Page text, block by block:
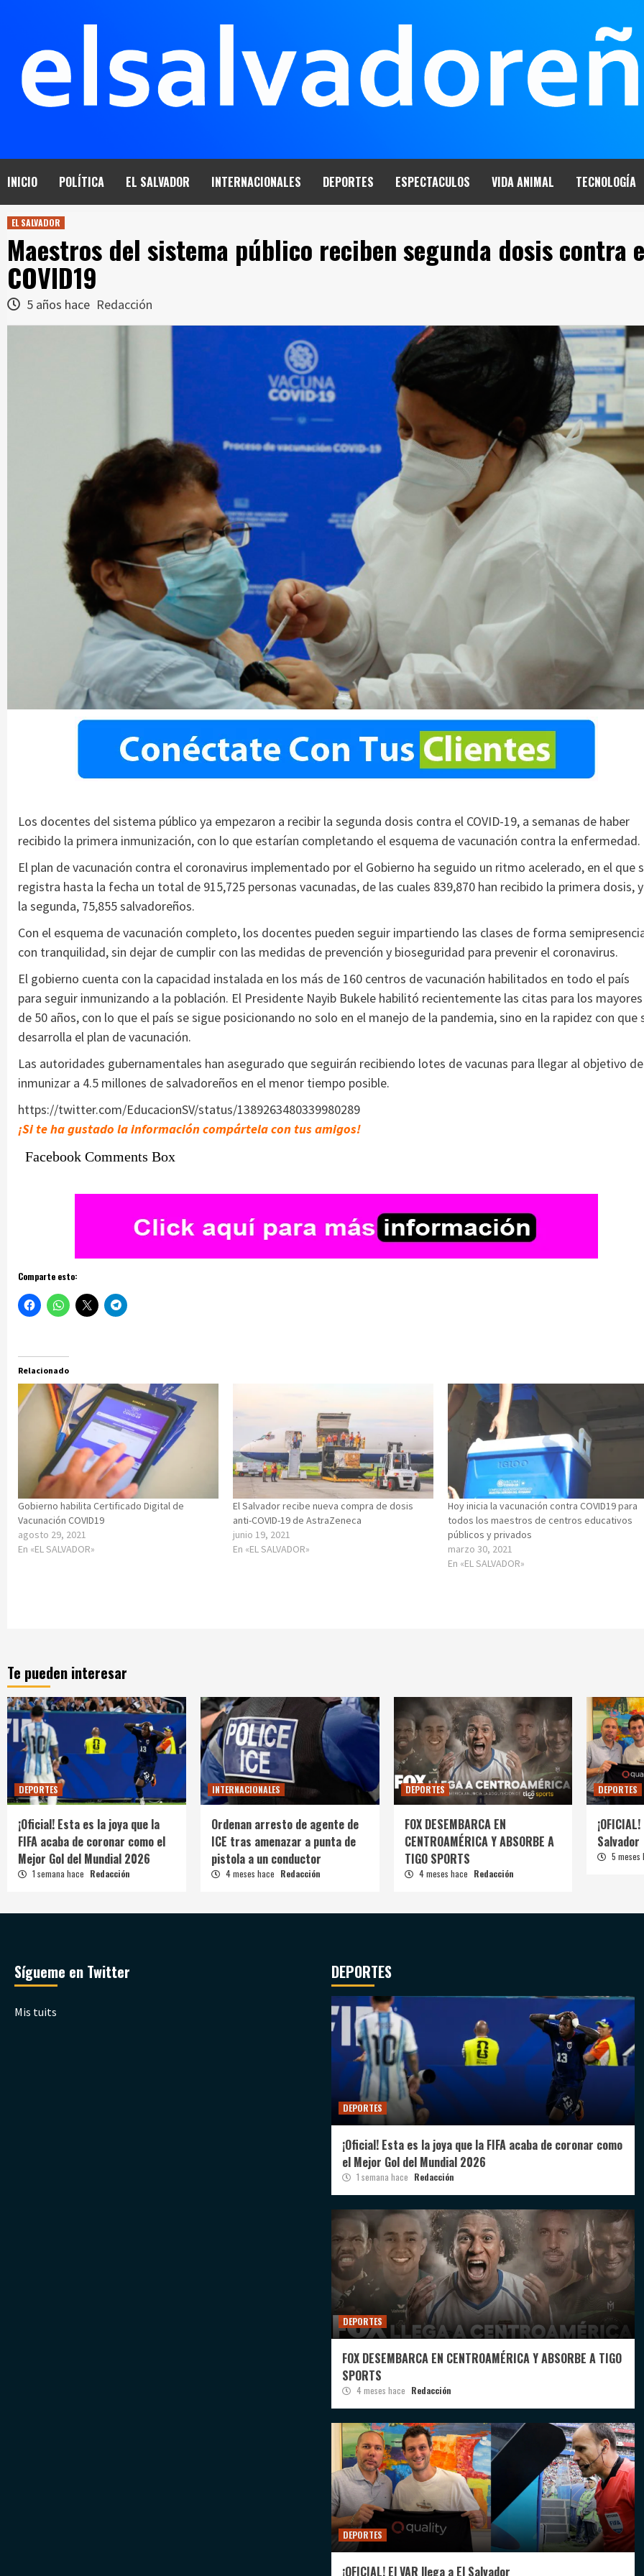
INICIO POLÍTICA EL SALVADOR INTERNACIONALES DEPORTES ESPECTACULOS VIDA ANIMAL TECNOLOGÍA
EL SALVADOR
Maestros del sistema público reciben segunda dosis contra
COVID19
5 años hace Redacción
Los docentes del sistema público ya empezaron a recibir la segunda dosis contra el COVID-19, a semanas de haber
recibido la primera inmunización, con lo que estarían completando el esquema de vacunación contra la enfermedad.
El plan de vacunación contra el coronavirus implementado por el Gobierno ha seguido un ritmo acelerado, en el que
registra hasta la fecha un total de 915,725 personas vacunadas, de las cuales 839,870 han recibido la primera dosis, y
la segunda, 75,855 salvadoreños.
Con el esquema de vacunación completo, los docentes pueden seguir impartiendo las clases de forma
con tranquilidad, sin dejar de cumplir con las medidas de prevención y bioseguridad para prevenir el coronavirus.
El gobierno cuenta con la capacidad instalada en los más de 160 centros de vacunación habilitados en todo el país
para seguir inmunizando a la población. El Presidente Nayib Bukele habilitó recientemente las citas para los mayores
de 50 años, con lo que el país se sigue posicionando no solo en el manejo de la pandemia, sino en la rapidez con que
desarrolla el plan de vacunación.
Las autoridades gubernamentales han asegurado que seguirán recibiendo lotes de vacunas para llegar al objetivo de
inmunizar a 4.5 millones de salvadoreños en el menor tiempo posible.
https://twitter.com/EducacionSV/status/1389263480339980289
¡Si te ha gustado la información compártela con tus amigos!
Facebook Comments Box
Comparte esto:
Relacionado
Gobierno habilita Certificado Digital de
Vacunación COVID19
agosto 29, 2021
En «EL SALVADOR»
El Salvador recibe nueva compra de dosis
anti-COVID-19 de AstraZeneca
junio 19, 2021
En «EL SALVADOR»
Hoy inicia la vacunación contra COVID19 para
todos los maestros de centros educativos
públicos y privados
marzo 30, 2021
En «EL SALVADOR»
Te pueden interesar
DEPORTES
¡Oficial! Esta es la joya que la
FIFA acaba de coronar como el
Mejor Gol del Mundial 2026
1 semana hace Redacción
INTERNACIONALES
Ordenan arresto de agente de
ICE tras amenazar a punta de
pistola a un conductor
4 meses hace Redacción
DEPORTES
FOX DESEMBARCA EN
CENTROAMÉRICA Y ABSORBE A
TIGO SPORTS
4 meses hace Redacción
DEPORTES
Salvador
5
Sígueme en Twitter
Mis tuits
DEPORTES
DEPORTES
¡Oficial! Esta es la joya que la FIFA acaba de coronar como
el Mejor Gol del Mundial 2026
1 semana hace Redacción
DEPORTES
FOX DESEMBARCA EN CENTROAMÉRICA Y ABSORBE A TIGO
SPORTS
4 meses hace Redacción
DEPORTES
¡OFICIAL! El VAR llega a El Salvador